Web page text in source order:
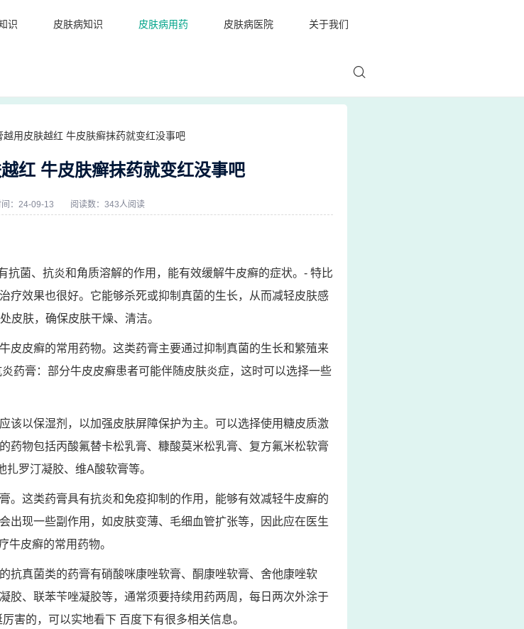
识 皮肤病知识 皮肤病用药 皮肤病医院 关于我们
越用皮肤越红 牛皮肤癣抹药就变红没事吧
红 牛皮肤癣抹药就变红没事吧
间：24-09-13 阅读数：343人阅读
抗菌、抗炎和角质溶解的作用，能有效缓解牛皮癣的症状。- 特比
疗效果也很好。它能够杀死或抑制真菌的生长，从而减轻皮肤感
皮肤，确保皮肤干燥、清洁。
皮皮癣的常用药物。这类药膏主要通过抑制真菌的生长和繁殖来
药膏：部分牛皮皮癣患者可能伴随皮肤炎症，这时可以选择一些
该以保湿剂，以加强皮肤屏障保护为主。可以选择使用糖皮质激
药物包括丙酸氟替卡松乳膏、糠酸莫米松乳膏、复方氟米松软膏
罗汀凝胶、维A酸软膏等。
。这类药膏具有抗炎和免疫抑制的作用，能够有效减轻牛皮癣的
出现一些副作用，如皮肤变薄、毛细血管扩张等，因此应在医生
牛皮癣的常用药物。
抗真菌类的药膏有硝酸咪康唑软膏、酮康唑软膏、舍他康唑软
胶、联苯苄唑凝胶等，通常须要持续用药两周，每日两次外涂于
害的，可以实地看下 百度下有很多相关信息。